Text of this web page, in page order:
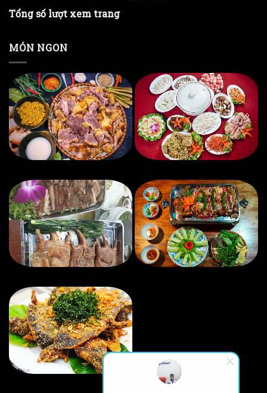
Tổng số lượt xem trang
MÓN NGON